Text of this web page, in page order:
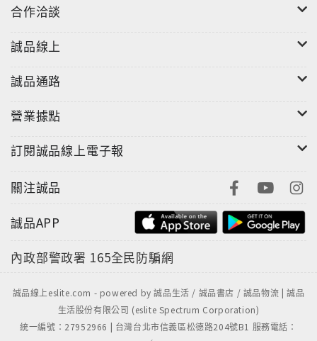
合作洽談
誠品線上
誠品通路
營業據點
訂閱誠品線上電子報
關注誠品
誠品APP
內政部警政署 165全民防騙網
誠品線上eslite.com - powered by 誠品生活 / 誠品書店 / 誠品物流 | 誠品
生活股份有限公司 (eslite Spectrum Corporation)
統一編號：27952966 | 台灣台北市信義區松德路204號B1 服務電話：